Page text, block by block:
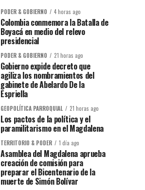
PODER & GOBIERNO 4 horas ago
Colombia conmemora la Batalla de
Boyacá en medio del relevo
presidencial
PODER & GOBIERNO 21 horas ago
Gobierno expide decreto que
agiliza los nombramientos del
gabinete de Abelardo De la
Espriella
GEOPOLÍTICA PARROQUIAL 21 horas ago
Los pactos de la política y el
paramilitarismo en el Magdalena
TERRITORIO & PODER 1 día ago
Asamblea del Magdalena aprueba
creación de comisión para
preparar el Bicentenario de la
muerte de Simón Bolívar